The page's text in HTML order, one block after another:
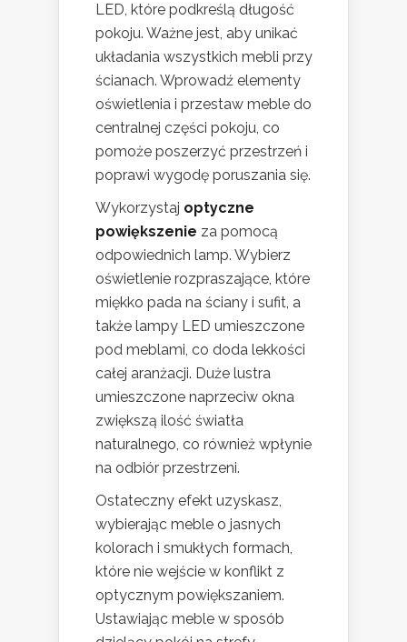
LED, które podkreślą długość
pokoju. Ważne jest, aby unikać
układania wszystkich mebli przy
ścianach. Wprowadź elementy
oświetlenia i przestaw meble do
centralnej części pokoju, co
pomoże poszerzyć przestrzeń i
poprawi wygodę poruszania się.
Wykorzystaj optyczne
powiększenie za pomocą
odpowiednich lamp. Wybierz
oświetlenie rozpraszające, które
miękko pada na ściany i sufit, a
także lampy LED umieszczone
pod meblami, co doda lekkości
całej aranżacji. Duże lustra
umieszczone naprzeciw okna
zwiększą ilość światła
naturalnego, co również wpłynie
na odbiór przestrzeni.
Ostateczny efekt uzyskasz,
wybierając meble o jasnych
kolorach i smukłych formach,
które nie wejście w konflikt z
optycznym powiększaniem.
Ustawiając meble w sposób